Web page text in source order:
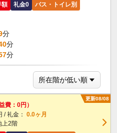
額 礼金0 バス・トイレ別
分
分
分
更新08/08
費：0円）
/ 礼金： 0.0ヶ月
上2階